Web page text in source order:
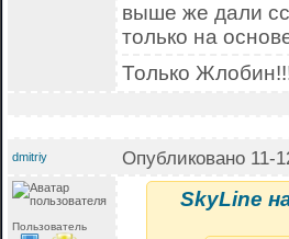
выше же дали
только на
Только
dmitriy Опубликовано 11-
Пользователь
SkyLine